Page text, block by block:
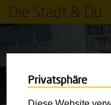
Die Stadt & Du
Privatsphäre